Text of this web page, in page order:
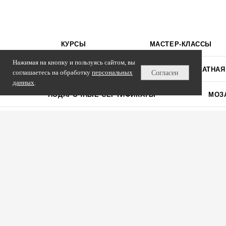
Нажимая на кнопку и пользуясь сайтом, вы
соглашаетесь на обработку персональных
данных.
Согласен